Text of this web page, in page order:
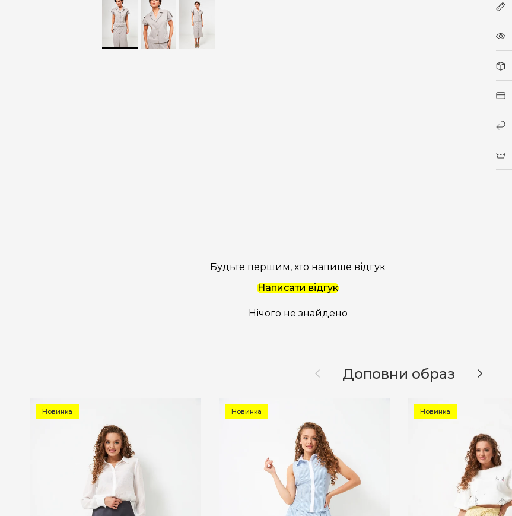
Будьте першим, хто напише відгук
Написати відгук
Нічого не знайдено
НазадДоповни образ Далі
Новинка Новинка Новинка